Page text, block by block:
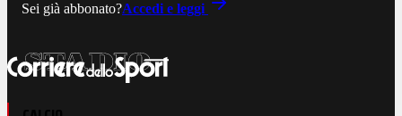
Sei già abbonato?Accedi e leggi